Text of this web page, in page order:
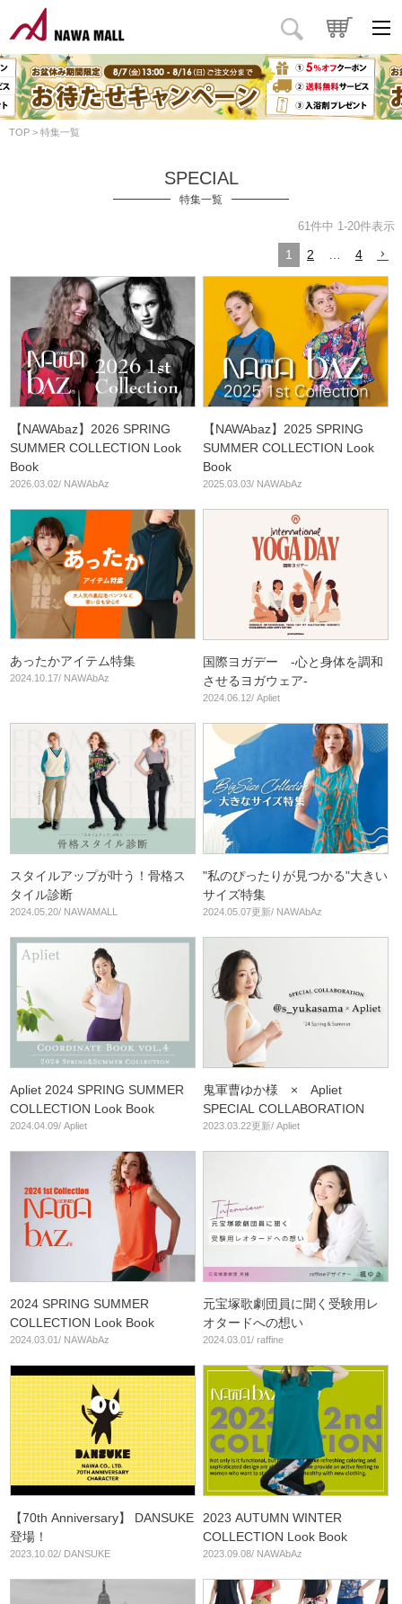
TOP 特集一覧
SPECIAL
特集一覧
61件中 1-20件表示
1 2 4
【NAWAbaz】2026 SPRING
SUMMER COLLECTION Look
Book
2026.03.02/ NAWAbAz
【NAWAbaz】2025 SPRING
SUMMER COLLECTION Look
Book
2025.03.03/ NAWAbAz
あったかアイテム特集
2024.10.17/ NAWAbAz
国際ヨガデー -心と身体を調和
させるヨガウェア-
2024.06.12/ Apliet
スタイルアップが叶う！骨格ス
タイル診断
2024.05.20/ NAWAMALL
"私のぴったりが見つかる"大きい
サイズ特集
2024.05.07更新/ NAWAbAz
Apliet 2024 SPRING SUMMER
COLLECTION Look Book
2024.04.09/ Apliet
鬼軍曹ゆか様 × Apliet
SPECIAL COLLABORATION
2023.03.22更新/ Apliet
2024 SPRING SUMMER
COLLECTION Look Book
2024.03.01/ NAWAbAz
元宝塚歌劇団員に聞く受験用レ
オタードへの想い
2024.03.01/ raffine
【70th Anniversary】 DANSUKE
登場！
2023.10.02/ DANSUKE
2023 AUTUMN WINTER
COLLECTION Look Book
2023.09.08/ NAWAbAz